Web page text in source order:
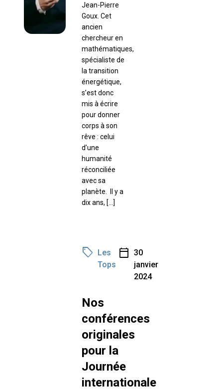
Jean-Pierre
Goux. Cet
ancien
chercheur en
mathématiques,
spécialiste de
la transition
énergétique,
s’est donc
mis à écrire
pour donner
corps à son
rêve : celui
d’une
humanité
réconciliée
avec sa
planète. Il y a
dix ans, […]
sell Les
Tops
calendar_today 30
janvier
2024
Nos
conférences
originales
pour la
Journée
internationale